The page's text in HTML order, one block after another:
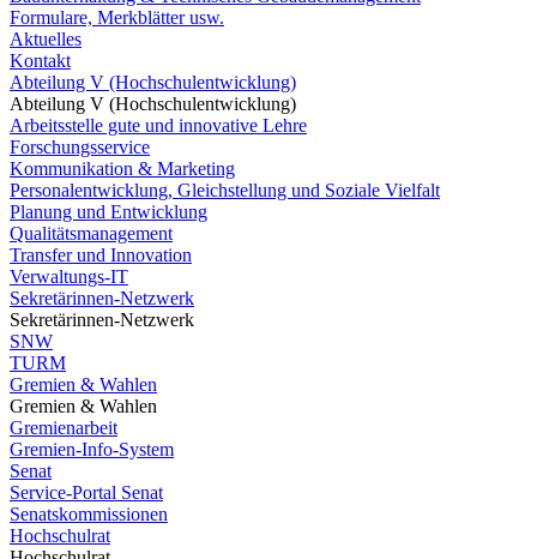
Formulare, Merkblätter usw.
Aktuelles
Kontakt
Abteilung V (Hochschulentwicklung)
Abteilung V (Hochschulentwicklung)
Arbeitsstelle gute und innovative Lehre
Forschungsservice
Kommunikation & Marketing
Personalentwicklung, Gleichstellung und Soziale Vielfalt
Planung und Entwicklung
Qualitätsmanagement
Transfer und Innovation
Verwaltungs-IT
Sekretärinnen-Netzwerk
Sekretärinnen-Netzwerk
SNW
TURM
Gremien & Wahlen
Gremien & Wahlen
Gremienarbeit
Gremien-Info-System
Senat
Service-Portal Senat
Senatskommissionen
Hochschulrat